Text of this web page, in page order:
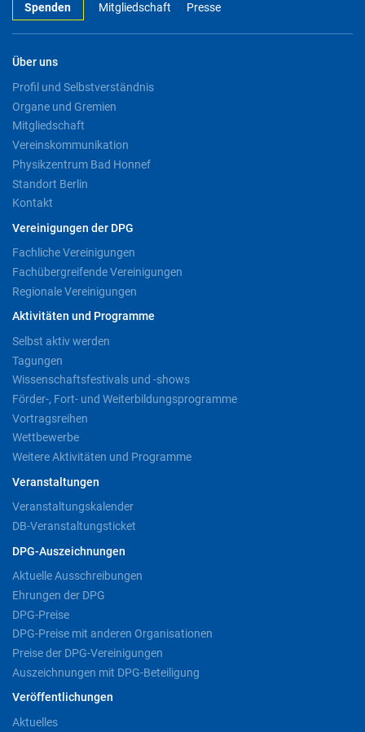
Spenden Mitgliedschaft Presse
Über uns
Profil und Selbstverständnis
Organe und Gremien
Mitgliedschaft
Vereinskommunikation
Physikzentrum Bad Honnef
Standort Berlin
Kontakt
Vereinigungen der DPG
Fachliche Vereinigungen
Fachübergreifende Vereinigungen
Regionale Vereinigungen
Aktivitäten und Programme
Selbst aktiv werden
Tagungen
Wissenschaftsfestivals und -shows
Förder-, Fort- und Weiterbildungsprogramme
Vortragsreihen
Wettbewerbe
Weitere Aktivitäten und Programme
Veranstaltungen
Veranstaltungskalender
DB-Veranstaltungsticket
DPG-Auszeichnungen
Aktuelle Ausschreibungen
Ehrungen der DPG
DPG-Preise
DPG-Preise mit anderen Organisationen
Preise der DPG-Vereinigungen
Auszeichnungen mit DPG-Beteiligung
Veröffentlichungen
Aktuelles